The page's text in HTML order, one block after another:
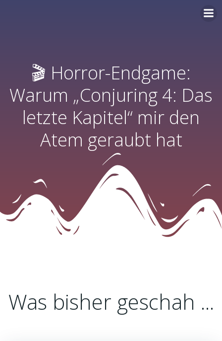
🎬 Horror-Endgame:
Warum „Conjuring 4: Das
letzte Kapitel“ mir den
Atem geraubt hat
Was bisher geschah ...